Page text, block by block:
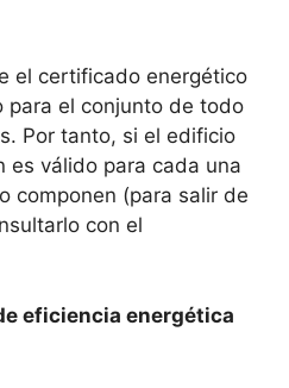
el certificado energético
para el conjunto de todo
Por tanto, si el edificio
es válido para cada una
componen (para salir de
con el
eficiencia energética